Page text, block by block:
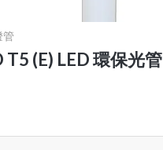
管
T5 (E) LED 環保光管